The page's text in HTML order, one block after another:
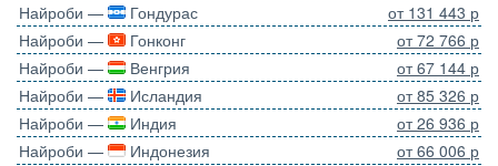
Найроби —
Гондурас
от 131 443 р
Найроби —
Гонконг
от 72 766 р
Найроби —
Венгрия
от 67 144 р
Найроби —
Исландия
от 85 326 р
Найроби —
Индия
от 26 936 р
Найроби —
Индонезия
от 66 006 р